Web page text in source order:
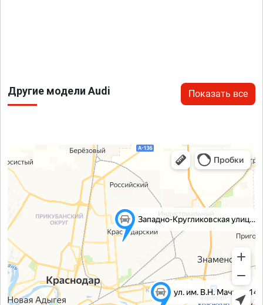
Другие модели Audi Показать все